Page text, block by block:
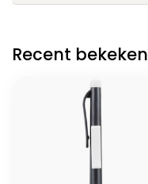
Recent bekeken